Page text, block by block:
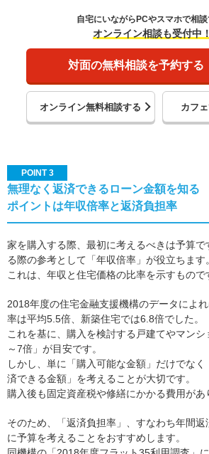
自宅にいながらPCやスマホで相談
オンライン相談も受付中！
対面の無料相談を予約する
オンライン無料相談する カフ
POINT 3
無理なく返済できるローン金額を知る
ポイントは年収倍率と返済負担率
家を購入する際、最初に考えるべきは予算
る際の参考として「年収倍率」が役立ちます。
これは、年収と住宅価格の比率を示すもので
2018年度の住宅金融支援機構のデータによ
率は平均5.5倍、新築住宅では6.8倍でした。
これを基に、購入を検討する戸建てやマン
～7倍」が目安です。
しかし、単に「購入可能な金額」だけでな
済できる金額」を考えることが大切です。
購入後も固定資産税や修繕にかかる費用があ
そのため、「返済負担率」、すなわち年間
に予算を考えることをおすすめします。